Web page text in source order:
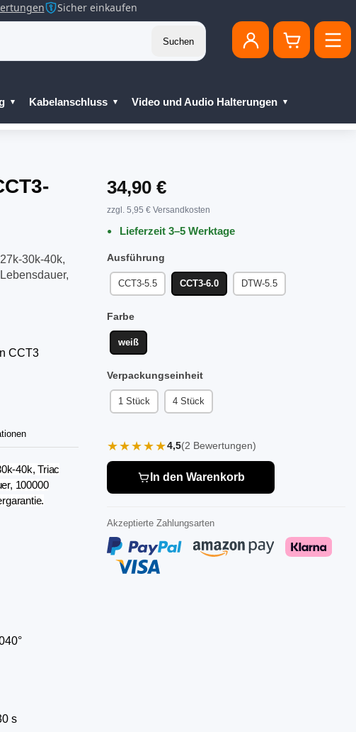
Sicher einkaufen
Suchen
Kabelanschluss Video und Audio Halterungen
30k-40k,
CCT3
40k, Triac
100000
s
34,90 €
zzgl. 5,95 € Versandkosten
Lieferzeit 3–5 Werktage
Ausführung
CCT3-5.5 CCT3-6.0 DTW-5.5
Farbe
weiß
Verpackungseinheit
1 Stück 4 Stück
★★★★★4,5(2 Bewertungen)
In den Warenkorb
Akzeptierte Zahlungsarten